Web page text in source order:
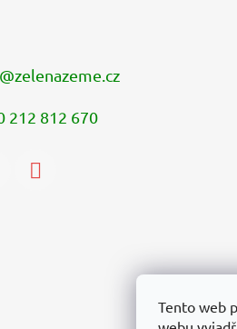
Tento web
@zelenazeme.cz
212 812 670